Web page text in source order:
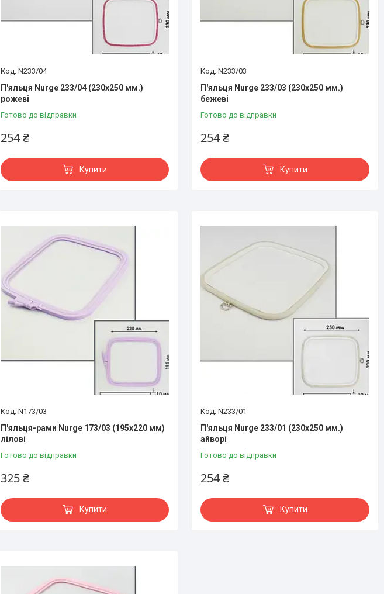
N233/04
П'яльця Nurge 233/04 (230х250 мм.)
рожеві
Готово до відправки
254 ₴
Купити
N233/03
П'яльця Nurge 233/03 (230х250 мм.)
бежеві
Готово до відправки
254 ₴
Купити
N173/03
П'яльця-рами Nurge 173/03 (195х220 мм)
лілові
Готово до відправки
325 ₴
Купити
N233/01
П'яльця Nurge 233/01 (230х250 мм.)
айворі
Готово до відправки
254 ₴
Купити